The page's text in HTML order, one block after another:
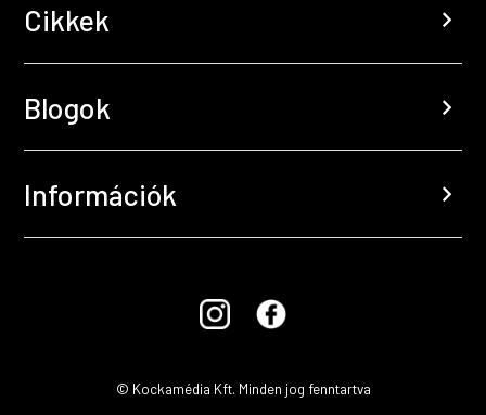
Cikkek chevron_right
Blogok chevron_right
Információk chevron_right
© Kockamédia Kft. Minden jog fenntartva